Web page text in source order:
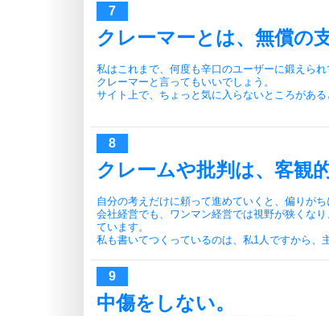
クレーマーとは、無償の支
私はこれまで、何度も辛口のユーザーに鍛えられ
クレーマーと言ってもいいでしょう。
サイト上で、ちょっと気に入らないところがある
クレームや批判は、客観
自分の考えだけに頼って進めていくと、偏りが
会社経営でも、ワンマン経営では視野が狭くな
ています。
私も書いてつくっているのは、私1人ですから、
中傷をしない。